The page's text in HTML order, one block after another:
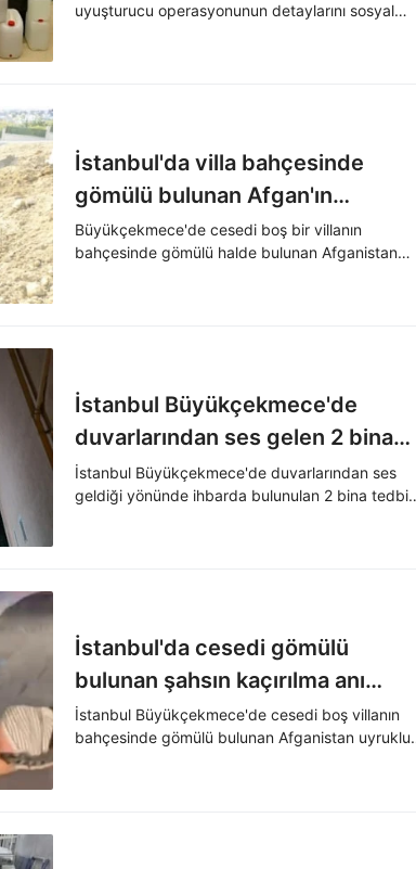
uyuşturucu operasyonunun detaylarını sosyal
İstanbul'da villa bahçesinde
gömülü bulunan Afgan'ın
kaçırılma anları
Büyükçekmece'de cesedi boş bir villanın
bahçesinde gömülü halde bulunan Afganistan
İstanbul Büyükçekmece'de
duvarlarından ses gelen 2 bina
boşaltıldı
İstanbul Büyükçekmece'de duvarlarından ses
geldiği yönünde ihbarda bulunulan 2 bina tedbir
İstanbul'da cesedi gömülü
bulunan şahsın kaçırılma anı
ortaya çıktı
İstanbul Büyükçekmece'de cesedi boş villanın
bahçesinde gömülü bulunan Afganistan uyruklu